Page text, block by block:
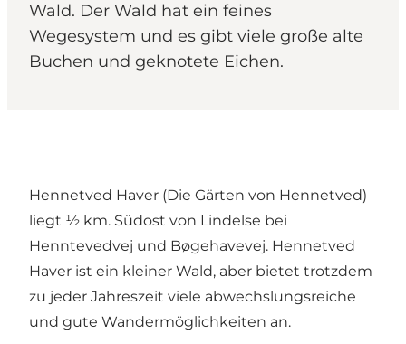
Wald. Der Wald hat ein feines
Wegesystem und es gibt viele große alte
Buchen und geknotete Eichen.
Hennetved Haver (Die Gärten von Hennetved)
liegt ½ km. Südost von Lindelse bei
Henntevedvej und Bøgehavevej. Hennetved
Haver ist ein kleiner Wald, aber bietet trotzdem
zu jeder Jahreszeit viele abwechslungsreiche
und gute Wandermöglichkeiten an.